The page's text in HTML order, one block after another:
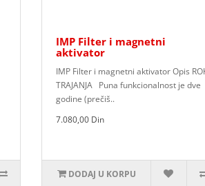
IMP Filter i magnetni
aktivator
IMP Filter i magnetni aktivator Opis
TRAJANJA Puna funkcionalnost je dve
godine (prečiš..
7.080,00 Din
DODAJ U KORPU